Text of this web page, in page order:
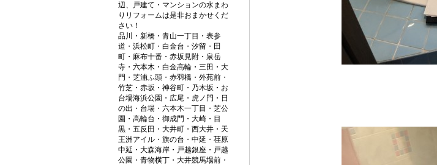
辺、戸建て・マンションの水まわ
りリフォームは是非おまかせくだ
さい！
品川・新橋・青山一丁目・表参
道・浜松町・白金台・汐留・田
町・麻布十番・赤坂見附・泉岳
寺・六本木・白金高輪・三田・大
門・芝浦ふ頭・赤羽橋・外苑前・
竹芝・赤坂・神谷町・乃木坂・お
台場海浜公園・広尾・虎ノ門・日
の出・台場・六本木一丁目・芝公
園・高輪台・御成門・大崎・目
黒・五反田・大井町・西大井・天
王洲アイル・旗の台・中延・荏原
中延・大森海岸・戸越銀座・戸越
公園・青物横丁・大井競馬場前・